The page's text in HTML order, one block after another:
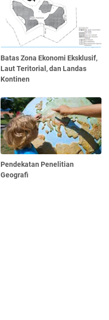
Batas Zona Ekonomi Eksklusif,
Laut Teritorial, dan Landas
Kontinen
Pendekatan Penelitian
Geografi